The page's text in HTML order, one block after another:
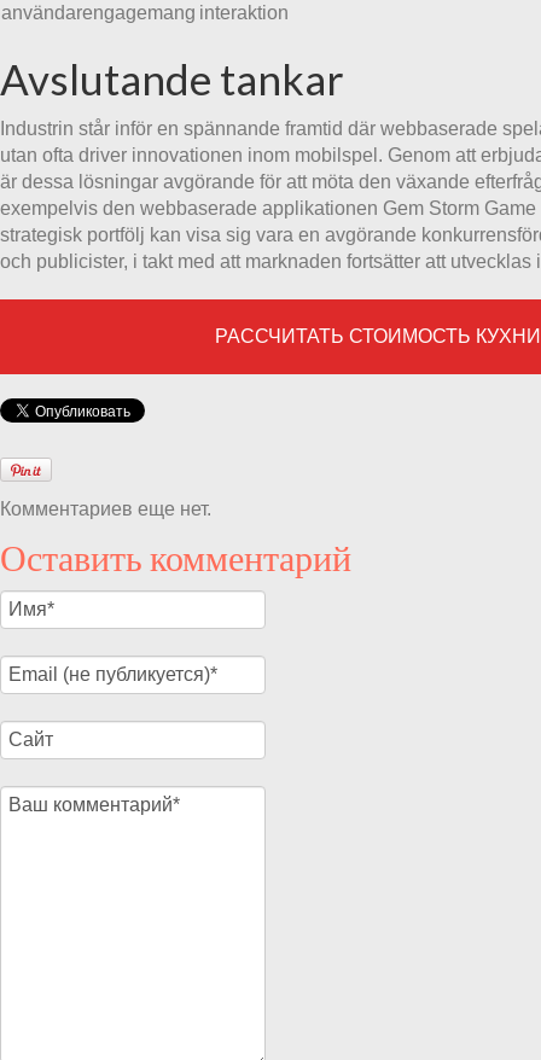
användarengagemang interaktion
Avslutande tankar
Industrin står inför en spännande framtid där webbaserade
utan ofta driver innovationen inom mobilspel. Genom att
är dessa lösningar avgörande för att möta den växande
exempelvis den webbaserade applikationen Gem Storm
strategisk portfölj kan visa sig vara en avgörande
och publicister, i takt med att marknaden fortsätter att utvecklas
РАССЧИТАТЬ СТОИМОСТЬ
Комментариев еще нет.
Оставить комментарий